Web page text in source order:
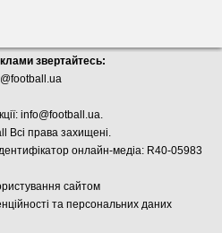
звертайтесь:
info@football.ua.
Всі права захищені.
онлайн-медіа: R40-05983
сайтом
та персональних даних